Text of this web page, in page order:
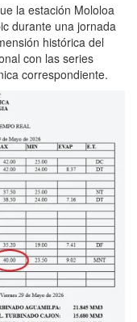
la estación Mololoa
durante una jornada
histórica del
con las series
correspondiente.